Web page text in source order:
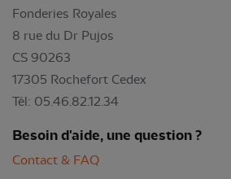
Fonderies Royales
8 rue du Dr Pujos
CS 90263
17305 Rochefort Cedex
Tél: 05.46.82.12.34
Besoin d'aide, une question ?
Contact & FAQ